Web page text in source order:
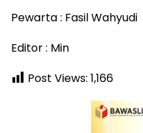
Pewarta : Fasil Wahyudi
Editor : Min
Post Views: 1,166